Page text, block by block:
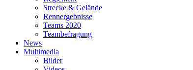
Strecke & Gelände
Rennergebnisse
Teams 2020
Teambefragung
News
Multimedia
Bilder